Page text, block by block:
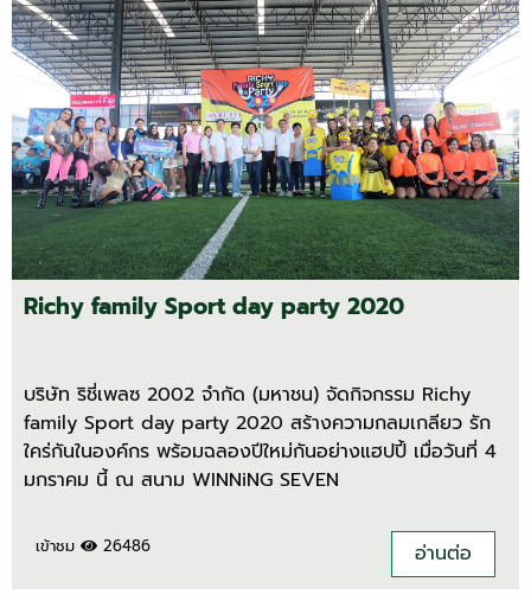
Richy family Sport day party 2020
บริษัท ริชี่เพลซ 2002 จำกัด (มหาชน) จัดกิจกรรม Richy
family Sport day party 2020 สร้างความกลมเกลียว รัก
ใคร่กันในองค์กร พร้อมฉลองปีใหม่กันอย่างแฮปปี้ เมื่อวันที่ 4
มกราคม นี้ ณ สนาม WINNiNG SEVEN
เข้าชม 26486 อ่านต่อ